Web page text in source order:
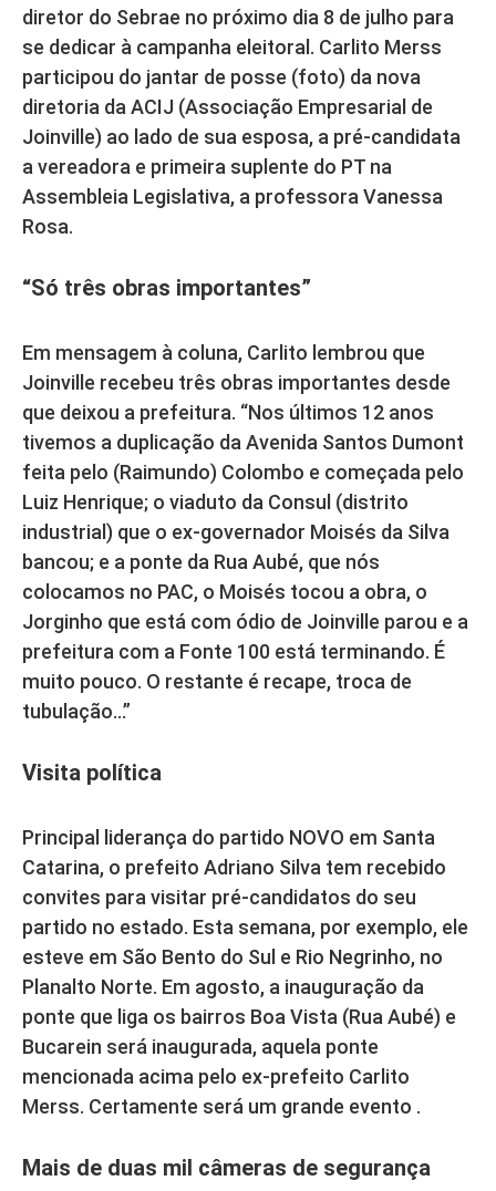
diretor do Sebrae no próximo dia 8 de julho para
se dedicar à campanha eleitoral. Carlito Merss
participou do jantar de posse (foto) da nova
diretoria da ACIJ (Associação Empresarial de
Joinville) ao lado de sua esposa, a pré-candidata
a vereadora e primeira suplente do PT na
Assembleia Legislativa, a professora Vanessa
Rosa.
“Só três obras importantes”
Em mensagem à coluna, Carlito lembrou que
Joinville recebeu três obras importantes desde
que deixou a prefeitura. “Nos últimos 12 anos
tivemos a duplicação da Avenida Santos Dumont
feita pelo (Raimundo) Colombo e começada pelo
Luiz Henrique; o viaduto da Consul (distrito
industrial) que o ex-governador Moisés da Silva
bancou; e a ponte da Rua Aubé, que nós
colocamos no PAC, o Moisés tocou a obra, o
Jorginho que está com ódio de Joinville parou e a
prefeitura com a Fonte 100 está terminando. É
muito pouco. O restante é recape, troca de
tubulação…”
Visita política
Principal liderança do partido NOVO em Santa
Catarina, o prefeito Adriano Silva tem recebido
convites para visitar pré-candidatos do seu
partido no estado. Esta semana, por exemplo, ele
esteve em São Bento do Sul e Rio Negrinho, no
Planalto Norte. Em agosto, a inauguração da
ponte que liga os bairros Boa Vista (Rua Aubé) e
Bucarein será inaugurada, aquela ponte
mencionada acima pelo ex-prefeito Carlito
Merss. Certamente será um grande evento .
Mais de duas mil câmeras de segurança